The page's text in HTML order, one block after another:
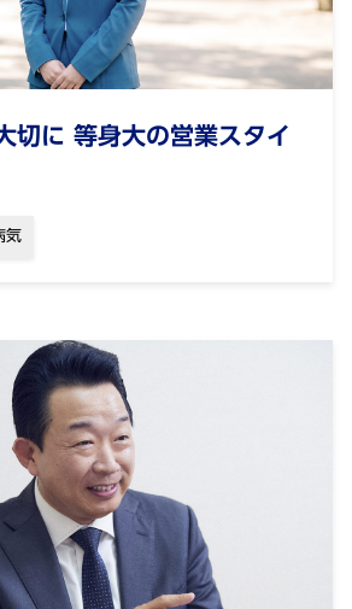
切に 等身大の営業スタイ
気